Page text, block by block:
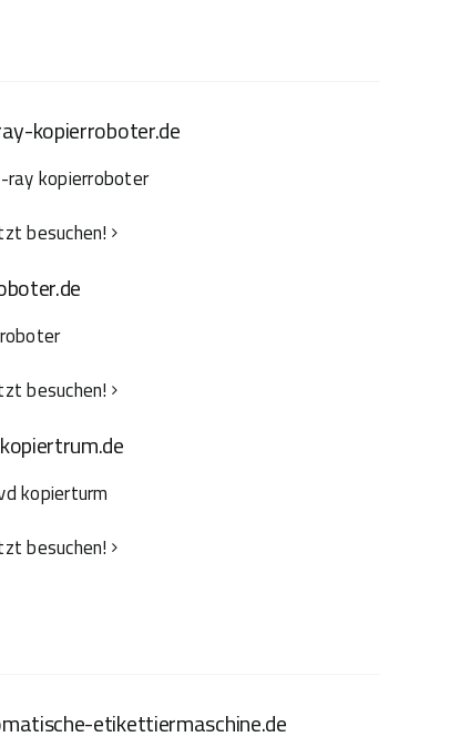
kopierroboter.de
besuchen!
besuchen!
besuchen!
etikettiermaschine.de